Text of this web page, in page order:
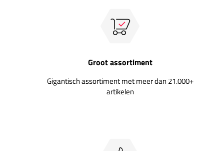
Groot assortiment
Gigantisch assortiment met meer dan 21.000+
artikelen